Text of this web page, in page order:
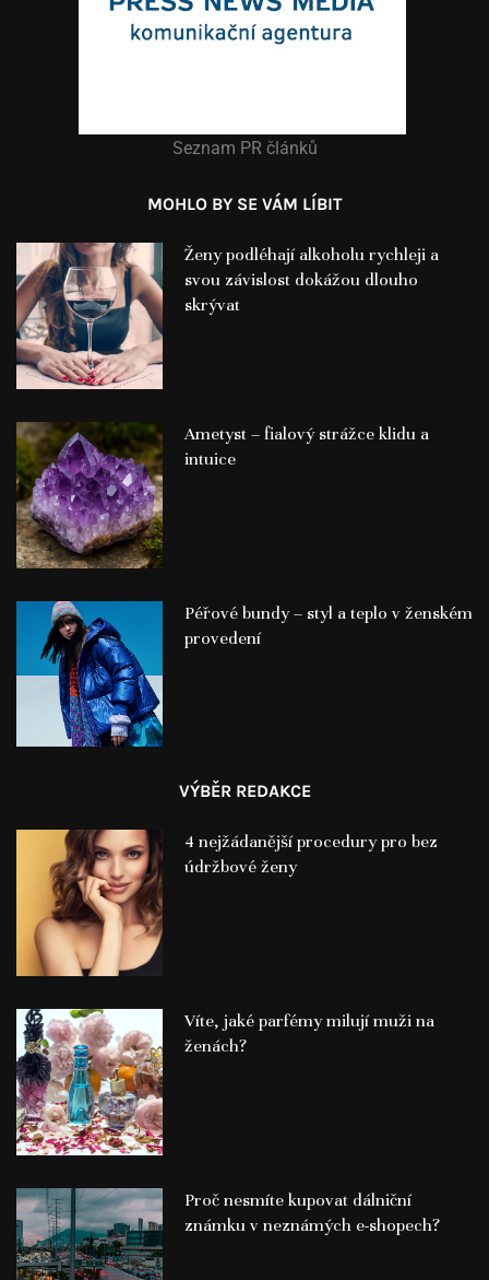
Seznam PR článků
MOHLO BY SE VÁM LÍBIT
Ženy podléhají alkoholu rychleji a
svou závislost dokážou dlouho
skrývat
Ametyst – fialový strážce klidu a
intuice
Péřové bundy – styl a teplo v ženském
provedení
VÝBĚR REDAKCE
4 nejžádanější procedury pro bez
údržbové ženy
Víte, jaké parfémy milují muži na
ženách?
Proč nesmíte kupovat dálniční
známku v neznámých e-shopech?